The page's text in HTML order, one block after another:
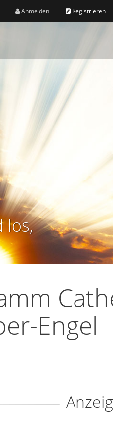
Anmelden Registrieren
los,
Engel